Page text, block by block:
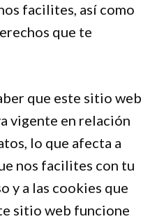
facilites, así como
que te
que este sitio web
vigente en relación
lo que afecta a
nos facilites con tu
y a las cookies que
sitio web funcione